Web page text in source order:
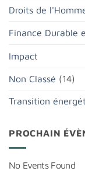
Droits de
Finance Durable
Impact
Non Classé (14)
Transition
PROCHAIN
No Events Found